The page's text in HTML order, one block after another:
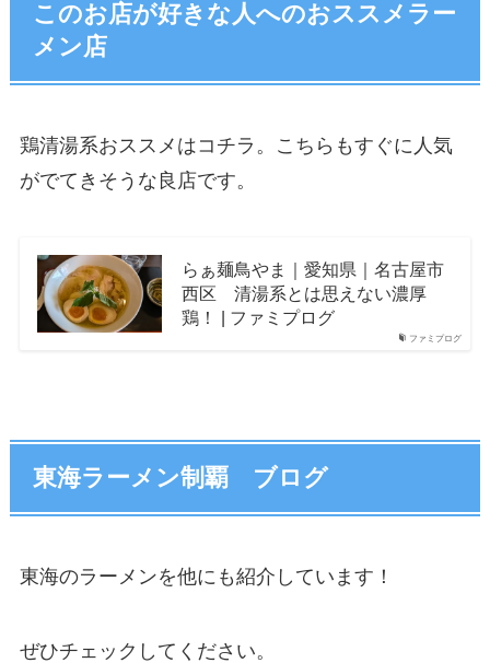
このお店が好きな人へのおススメラー
メン店
鶏清湯系おススメはコチラ。こちらもすぐに人気
がでてきそうな良店です。
ファミプログ
らぁ麺鳥やま｜愛知県｜名古屋市
西区 清湯系とは思えない濃厚
鶏！ | ファミプログ
東海ラーメン制覇 ブログ
東海のラーメンを他にも紹介しています！
ぜひチェックしてください。